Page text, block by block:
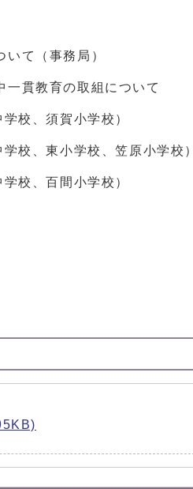
いて（事務局）
一貫教育の取組について
、須賀小学校）
、東小学校、笠原小学校）
、百間小学校）